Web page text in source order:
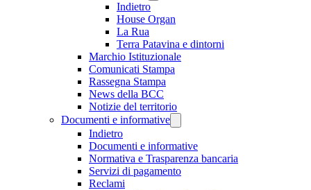
Indietro
House Organ
La Rua
Terra Patavina e dintorni
Marchio Istituzionale
Comunicati Stampa
Rassegna Stampa
News della BCC
Notizie del territorio
Documenti e informative
Indietro
Documenti e informative
Normativa e Trasparenza bancaria
Servizi di pagamento
Reclami